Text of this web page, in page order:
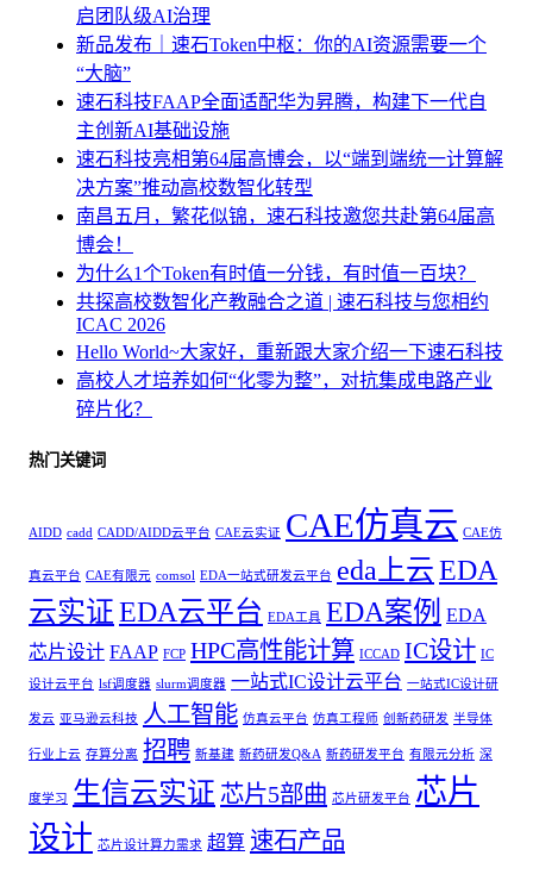
启团队级AI治理
新品发布｜速石Token中枢：你的AI资源需要一个
“大脑”
速石科技FAAP全面适配华为昇腾，构建下一代自
主创新AI基础设施
速石科技亮相第64届高博会，以“端到端统一计算解
决方案”推动高校数智化转型
南昌五月，繁花似锦，速石科技邀您共赴第64届高
博会！
为什么1个Token有时值一分钱，有时值一百块？
共探高校数智化产教融合之道 | 速石科技与您相约
ICAC 2026
Hello World~大家好，重新跟大家介绍一下速石科技
高校人才培养如何“化零为整”，对抗集成电路产业
碎片化？
热门关键词
AIDD cadd CADD/AIDD云平台 CAE云实证 CAE仿真云 CAE仿
真云平台 CAE有限元 comsol EDA一站式研发云平台 eda上云EDA
云实证EDA云平台 EDA工具 EDA案例 EDA
芯片设计 FAAP FCP HPC高性能计算 ICCAD IC设计 IC
设计云平台 lsf调度器 slurm调度器 一站式IC设计云平台 一站式IC设计研
发云 亚马逊云科技 人工智能 仿真云平台 仿真工程师 创新药研发 半导体
行业上云 存算分离 招聘 新基建 新药研发Q&A 新药研发平台 有限元分析 深
度学习 生信云实证 芯片5部曲 芯片研发平台 芯片
设计 芯片设计算力需求 超算 速石产品